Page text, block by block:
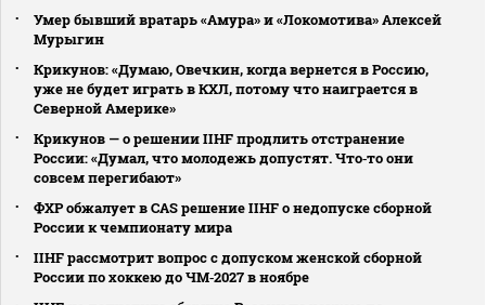
Умер бывший вратарь «Амура» и «Локомотива» Алексей
Мурыгин
Крикунов: «Думаю, Овечкин, когда вернется в Россию,
уже не будет играть в КХЛ, потому что наиграется в
Северной Америке»
Крикунов — о решении IIHF продлить отстранение
России: «Думал, что молодежь допустят. Что‑то они
совсем перегибают»
ФХР обжалует в CAS решение IIHF о недопуске сборной
России к чемпионату мира
IIHF рассмотрит вопрос с допуском женской сборной
России по хоккею до ЧМ‑2027 в ноябре